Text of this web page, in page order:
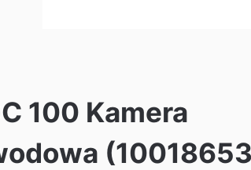
100 Kamera